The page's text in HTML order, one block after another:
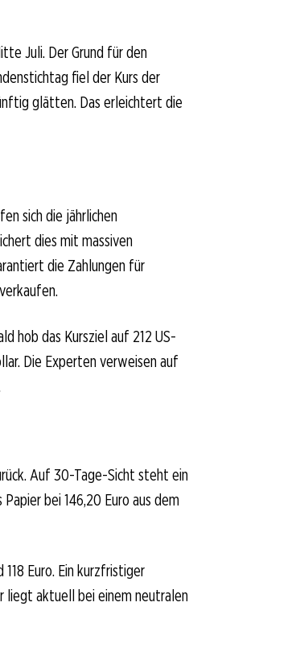
Juli. Der Grund für den
fiel der Kurs der
glätten. Das erleichtert die
sich die jährlichen
dies mit massiven
die Zahlungen für
hob das Kursziel auf 212 US-
Die Experten verweisen auf
Auf 30-Tage-Sicht steht ein
bei 146,20 Euro aus dem
Euro. Ein kurzfristiger
liegt aktuell bei einem neutralen